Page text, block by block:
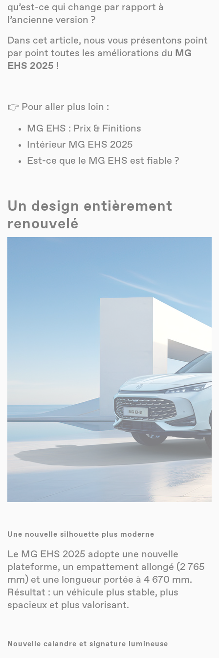
qu’est-ce qui change par rapport à
l’ancienne version ?
Dans cet article, nous vous présentons point
par point toutes les améliorations du MG
EHS 2025 !
👉 Pour aller plus loin :
MG EHS : Prix & Finitions
Intérieur MG EHS 2025
Est-ce que le MG EHS est fiable ?
Un design entièrement
renouvelé
Une nouvelle silhouette plus moderne
Le MG EHS 2025 adopte une nouvelle
plateforme, un empattement allongé (2 765
mm) et une longueur portée à 4 670 mm.
Résultat : un véhicule plus stable, plus
spacieux et plus valorisant.
Nouvelle calandre et signature lumineuse